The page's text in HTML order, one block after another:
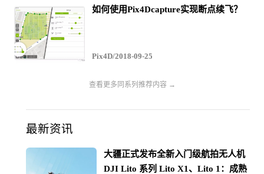
如何使用Pix4Dcapture实现断点续飞？
Pix4D/2018-09-25
查看更多同系列推荐内容 →
最新资讯
大疆正式发布全新入门级航拍无人机
DJI Lito 系列 Lito X1、Lito 1：成熟